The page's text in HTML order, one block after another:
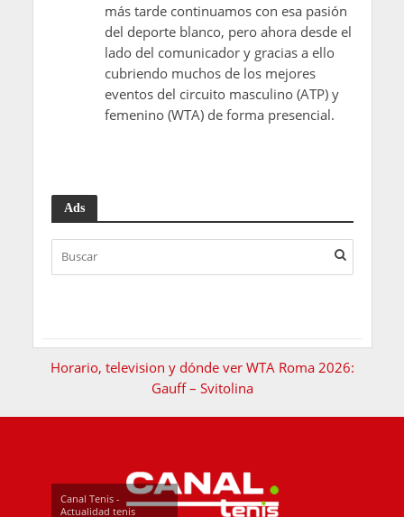
más tarde continuamos con esa pasión
del deporte blanco, pero ahora desde el
lado del comunicador y gracias a ello
cubriendo muchos de los mejores
eventos del circuito masculino (ATP) y
femenino (WTA) de forma presencial.
Ads
Horario, television y dónde ver WTA Roma 2026:
Gauff – Svitolina
Canal Tenis -
Actualidad tenis